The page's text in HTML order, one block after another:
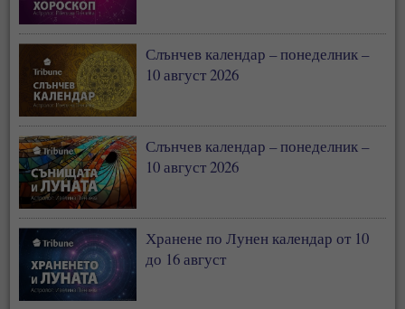
Слънчев календар – понеделник –
10 август 2026
Слънчев календар – понеделник –
10 август 2026
Хранене по Лунен календар от 10
до 16 август